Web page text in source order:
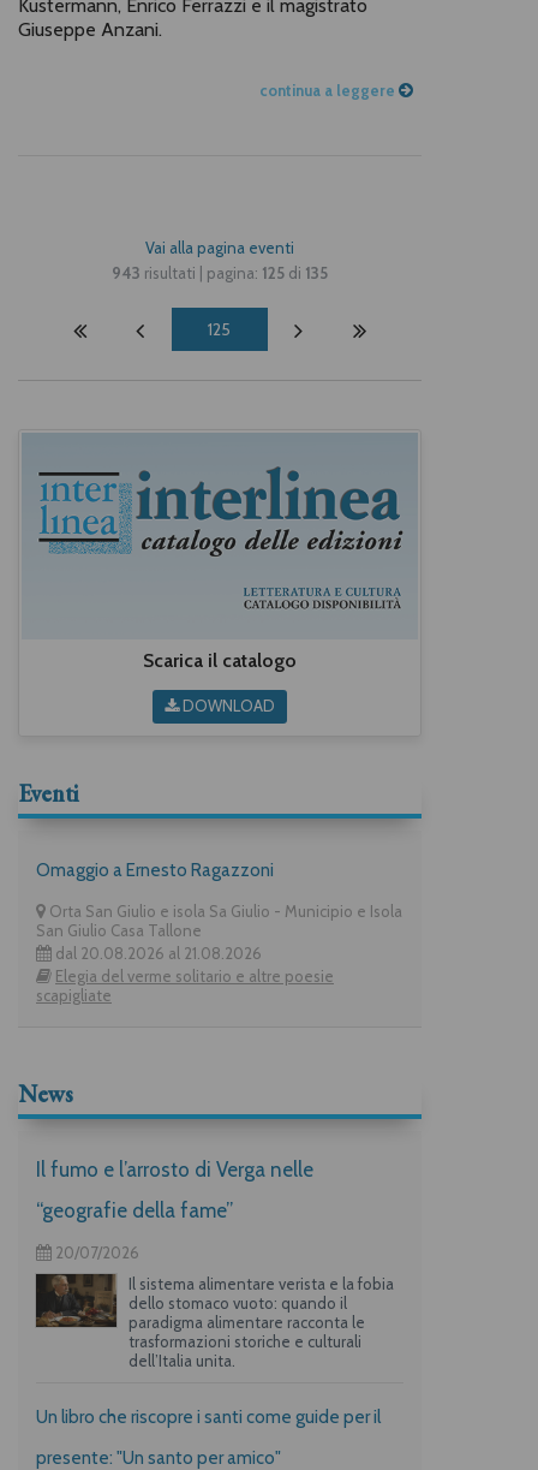
Kustermann, Enrico Ferrazzi e il magistrato
Giuseppe Anzani.
continua a leggere
Vai alla pagina eventi
943 risultati | pagina: 125 di 135
125
Scarica il catalogo
DOWNLOAD
Eventi
Omaggio a Ernesto Ragazzoni
Orta San Giulio e isola Sa Giulio - Municipio e Isola
San Giulio Casa Tallone
dal 20.08.2026 al 21.08.2026
Elegia del verme solitario e altre poesie
scapigliate
News
Il fumo e l’arrosto di Verga nelle
“geografie della fame”
20/07/2026
Il sistema alimentare verista e la fobia
dello stomaco vuoto: quando il
paradigma alimentare racconta le
trasformazioni storiche e culturali
dell’Italia unita.
Un libro che riscopre i santi come guide per il
presente: "Un santo per amico"